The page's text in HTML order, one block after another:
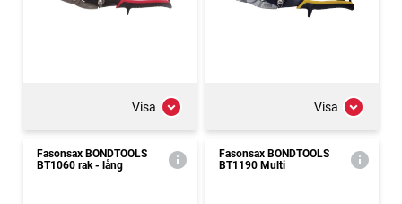
Visa Visa
Fasonsax BONDTOOLS
BT1060 rak - lång
Fasonsax BONDTOOLS
BT1190 Multi